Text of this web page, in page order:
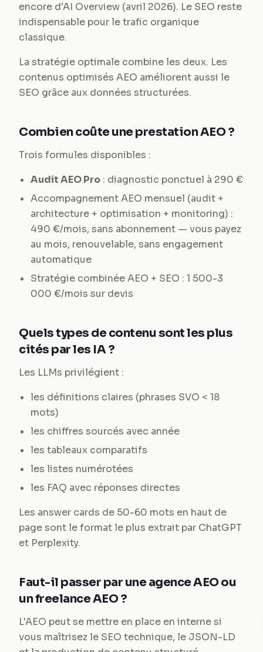
encore d'AI Overview (avril 2026). Le SEO reste
indispensable pour le trafic organique
classique.
La stratégie optimale combine les deux. Les
contenus optimisés AEO améliorent aussi le
SEO grâce aux données structurées.
Combien coûte une prestation AEO ?
Trois formules disponibles :
Audit AEO Pro : diagnostic ponctuel à 290 €
Accompagnement AEO mensuel (audit +
architecture + optimisation + monitoring) :
490 €/mois, sans abonnement — vous payez
au mois, renouvelable, sans engagement
automatique
Stratégie combinée AEO + SEO : 1 500-3
000 €/mois sur devis
Quels types de contenu sont les plus
cités par les IA ?
Les LLMs privilégient :
les définitions claires (phrases SVO < 18
mots)
les chiffres sourcés avec année
les tableaux comparatifs
les listes numérotées
les FAQ avec réponses directes
Les answer cards de 50-60 mots en haut de
page sont le format le plus extrait par ChatGPT
et Perplexity.
Faut-il passer par une agence AEO ou
un freelance AEO ?
L'AEO peut se mettre en place en interne si
vous maîtrisez le SEO technique, le JSON-LD